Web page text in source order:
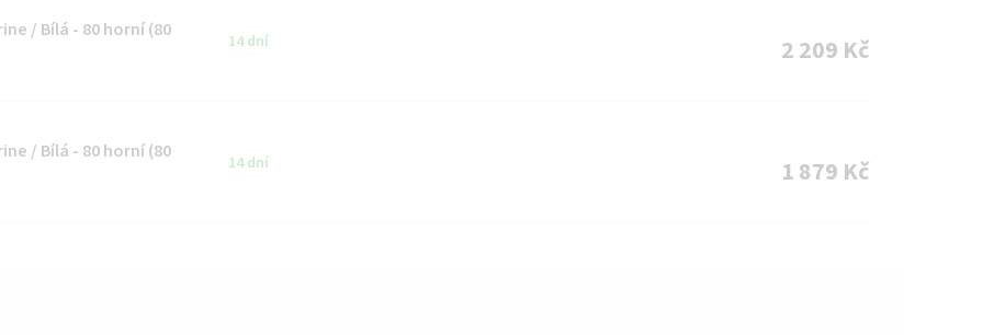
/ Bílá - 80 horní (80
14 dní 2 209 Kč
/ Bílá - 80 horní (80
14 dní 1 879 Kč